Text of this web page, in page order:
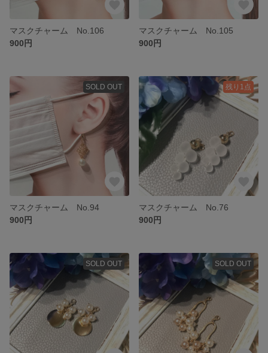
マスクチャーム No.106
900円
マスクチャーム No.105
900円
SOLD OUT
マスクチャーム No.94
900円
残り1点
マスクチャーム No.76
900円
SOLD OUT SOLD OUT